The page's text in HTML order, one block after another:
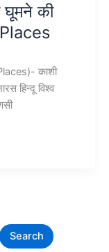
घूमने की
काशी
हिन्दू विश्व
Search